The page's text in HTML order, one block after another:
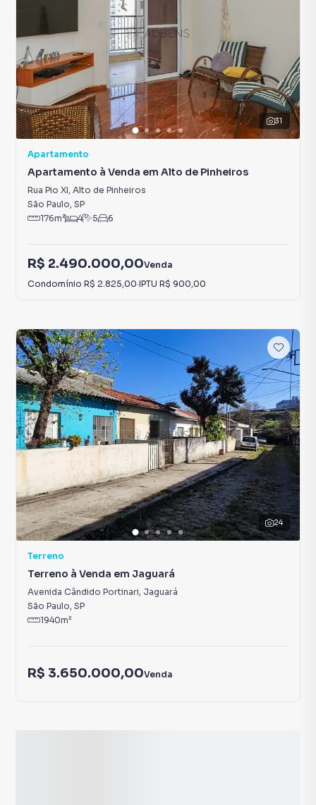
31
Apartamento
Apartamento à Venda em Alto de Pinheiros
Rua Pio XI, Alto de Pinheiros
São Paulo, SP
176m² 4 5 6
R$ 2.490.000,00Venda
Condomínio R$ 2.825,00·IPTU R$ 900,00
24
Terreno
Terreno à Venda em Jaguará
Avenida Cândido Portinari, Jaguará
São Paulo, SP
1940m²
R$ 3.650.000,00Venda